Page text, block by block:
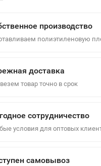
производство
полиэтиленовую
доставка
товар точно в срок
сотрудничество
условия для оптовых
самовывоз